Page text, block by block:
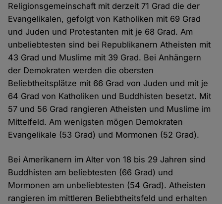
Religionsgemeinschaft mit derzeit 71 Grad die der
Evangelikalen, gefolgt von Katholiken mit 69 Grad
und Juden und Protestanten mit je 68 Grad. Am
unbeliebtesten sind bei Republikanern Atheisten mit
43 Grad und Muslime mit 39 Grad. Bei Anhängern
der Demokraten werden die obersten
Beliebtheitsplätze mit 66 Grad von Juden und mit je
64 Grad von Katholiken und Buddhisten besetzt. Mit
57 und 56 Grad rangieren Atheisten und Muslime im
Mittelfeld. Am wenigsten mögen Demokraten
Evangelikale (53 Grad) und Mormonen (52 Grad).
Bei Amerikanern im Alter von 18 bis 29 Jahren sind
Buddhisten am beliebtesten (66 Grad) und
Mormonen am unbeliebtesten (54 Grad). Atheisten
rangieren im mittleren Beliebtheitsfeld und erhalten